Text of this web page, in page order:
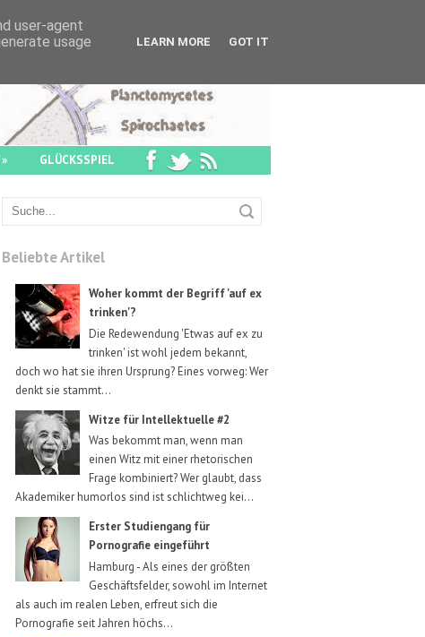
» GLÜCKSSPIEL
Beliebte Artikel
Woher kommt der Begriff 'auf ex
trinken'?
Die Redewendung 'Etwas auf ex zu
trinken' ist wohl jedem bekannt,
doch wo hat sie ihren Ursprung? Eines vorweg: Wer
denkt sie stammt...
Witze für Intellektuelle #2
Was bekommt man, wenn man
einen Witz mit einer rhetorischen
Frage kombiniert? Wer glaubt, dass
Akademiker humorlos sind ist schlichtweg kei...
Erster Studiengang für
Pornografie eingeführt
Hamburg - Als eines der größten
Geschäftsfelder, sowohl im Internet
als auch im realen Leben, erfreut sich die
Pornografie seit Jahren höchs...
user-agent
usage
LEARN MORE GOT IT